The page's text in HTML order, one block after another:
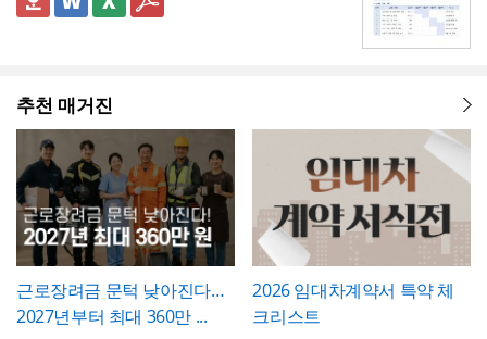
칙 등을 통해 자율적으로 도입하는 제도이므
정" 등 적정 수준으로 기재하는 것이 일반적이
며, 필요한 경우에만 구체적인 사유를 명시하
는 것이 좋습니다. 이 확인서를 발급한 이후에
는 반드시 4대보험 관련 신고(납부예외 신청
등)가 함께 이루어졌는지 확인하고, 급여대장
에도 해당 기간이 무급으로 정확히 반영되었
는지 재차 점검하시기 바랍니다.
에 새로운 하자가 발견될 수 있으므로, 이 확
완료된 개소·수량을 정확히 확인한 뒤 계획 수
수량 차이가 발생했는지 근거를 확인할 수 있
도록 하는 것이 중요합니다. 특이사항란에는
작업 중 발견된 예상치 못한 사항(부식, 노후
배선 등)과 그에 대한 처리 결과를 함께 기록
해, 계약 범위를 벗어난 추가 작업이 있었다면
그 사실과 처리 근거를 명확히 남겨두시기 바
랍니다. 하자여부는 실제 현장 점검 결과에 따
라 정확히 체크하고, 하자가 있는 경우에는 내
용을 구체적으로 기재해 향후 보수 책임의 근
거로 삼을 수 있도록 하는 것이 좋습니다. 마
업무 프로세스, 안전, 품질 등으로 체크박스
👔 이 서식의 구성 특징
가능
나누어 구성해, 단순 현상 나열이 아니라
개선이 필요한지 논리적 인과관계를 명확히
제시
- 개선 목표와 기대효과를 구분해, 무엇을 이
룰 것인지(목표)와 그 결과 무엇이 좋아지는지
(효과)를 별도로 서술함으로써 보고받는 결재
권자가투자 대비 효과를 판단하기 쉽도록 구
성
- 단계별 실행 계획표에 담당자와 주차별 일정
(0월0주~0월0주)을 매트릭스 형태로 배치해,
각 실행 단계가 언제 진행되는지
간트차트처
럼 시각적으로 확인가능
- 예산(안)을 부가세 포함 금액으로 상단에 명
시해, 개선 계획의 실행 가능성을
예산 규모
측면에서도 함께 검토할 수 있도록 함
💡 작성 팁
개선 계획서는현황과 문제점을 최대한 구체
추천 매거진
근로장려금 문턱 낮아진다…
2027년부터 최대 360만 ...
2026 임대차계약서 특약 체
크리스트